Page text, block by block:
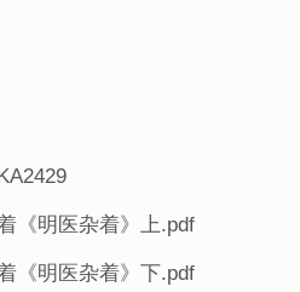
《明医杂着》上.pdf
《明医杂着》下.pdf